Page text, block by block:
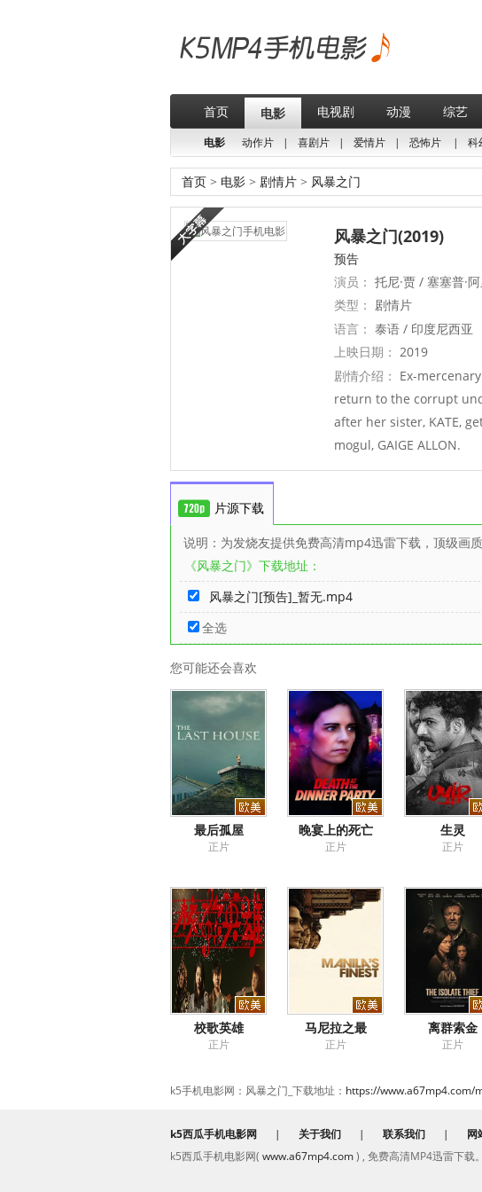
首页 电影 电视剧 动漫 综艺
电影 动作片 | 喜剧片 | 爱情片 | 恐怖片 | 科
首页 > 电影 > 剧情片 > 风暴之门
风暴之门(2019)
预告
演员： 托尼·贾 / 塞塞普·
类型： 剧情片
语言： 泰语 / 印度尼西亚
上映日期： 2019
剧情介绍： Ex-
return to the corrupt
after her sister, KATE,
mogul, GAIGE ALLON.
片源下载
说明：为发烧友提供免费高清mp4迅雷下载，顶级画
《风暴之门》下载地址：
风暴之门[预告]_暂无.mp4
全选
您可能还会喜欢
最后孤屋
正片
晚宴上的死亡
正片
生灵
正片
校歌英雄
正片
马尼拉之最
正片
离群索金
正片
k5手机电影网：风暴之门_下载地址： https://www.a67mp4.com/
k5西瓜手机电影网 | 关于我们 | 联系我们 | 网
k5西瓜手机电影网( www.a67mp4.com) , 免费高清MP4迅雷下载